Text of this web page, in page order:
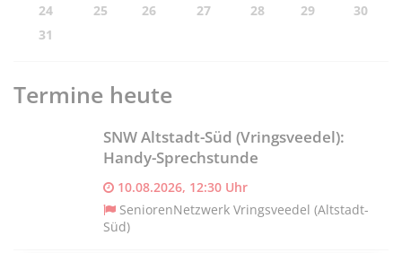
24
25 26 27 28 29
30
31
Termine heute
SNW Altstadt-Süd (Vringsveedel):
Handy-Sprechstunde
10.08.2026, 12:30 Uhr
SeniorenNetzwerk Vringsveedel (Altstadt-
Süd)